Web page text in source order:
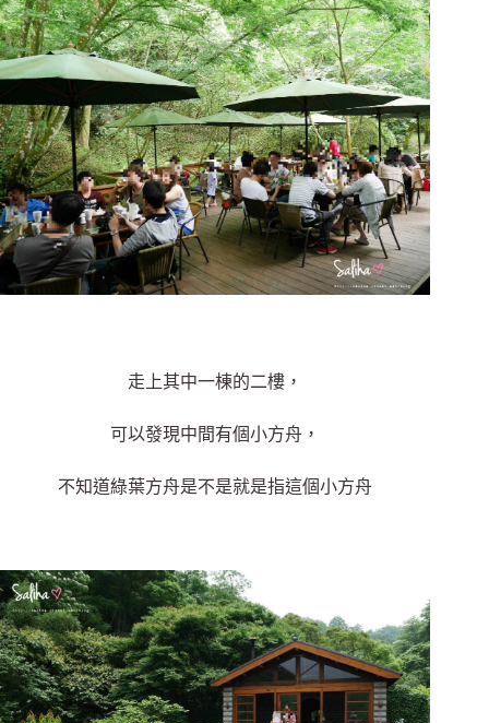
走上其中一棟的二樓，
可以發現中間有個小方舟，
不知道綠葉方舟是不是就是指這個小方舟